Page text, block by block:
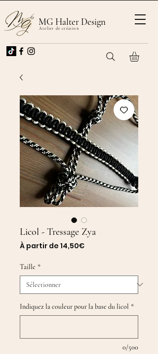
MG Halter Design
Atelier de création
Licol - Tressage Zya
À partir de 14,50€Prix
Taille *
Indiquez la couleur pour la base du licol *
0/500